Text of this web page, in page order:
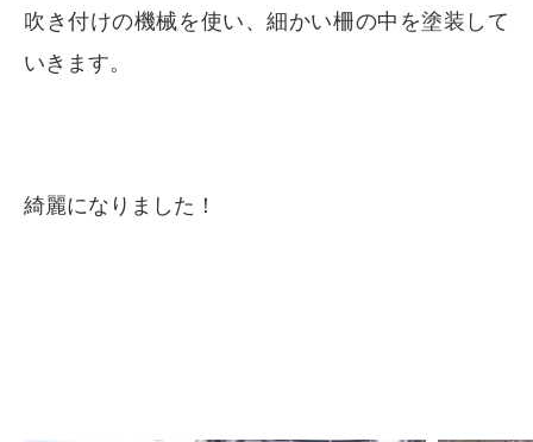
吹き付けの機械を使い、細かい柵の中を塗装して
いきます。
綺麗になりました！